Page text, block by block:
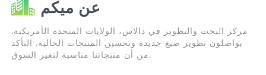
عن ميكم
مركز البحث والتطوير في دالاس، الولايات المتحدة الأمريكية.
يواصلون تطوير صيغ جديدة وتحسين المنتجات الحالية. التأكد
من أن منتجاتنا مناسبة لتغير السوق.